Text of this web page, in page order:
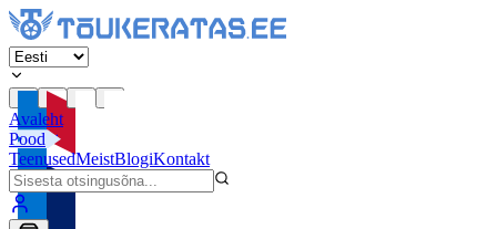
Avaleht
Pood
TeenusedMeistBlogiKontakt